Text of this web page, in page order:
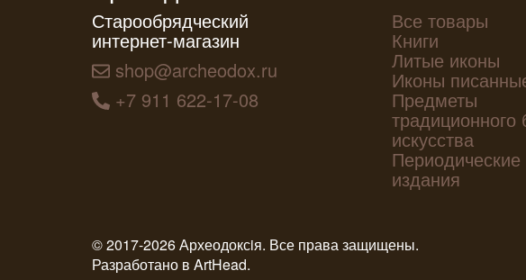
Старообрядческий
интернет-магазин
shop@archeodox.ru
+7 911 622-17-08
Все товары
Книги
Литые иконы
Иконы
Предметы
традиционного
искусства
Периодические
издания
© 2017-2026 Археодоксiя. Все права защищены.
Разработано в ArtHead.